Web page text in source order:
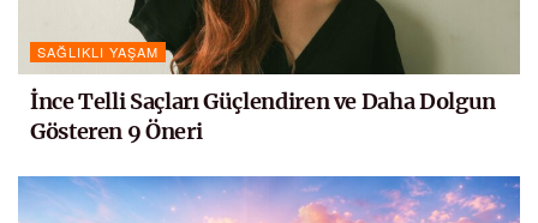
SAĞLIKLI YAŞAM
İnce Telli Saçları Güçlendiren ve Daha Dolgun
Gösteren 9 Öneri